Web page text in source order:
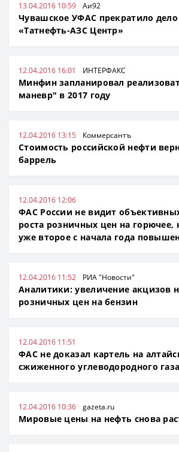
13.04.2016 10:59 Аи92
Чувашское УФАС прекратило
«Татнефть-АЗС Центр»
12.04.2016 16:01 ИНТЕРФАКС
Минфин запланировал
маневр" в 2017 году
12.04.2016 13:15 Коммерсантъ
Стоимость российской нефти
баррель
12.04.2016 12:06
ФАС России не видит
роста розничных цен на горючее,
уже второе с начала года
12.04.2016 11:52 РИА "Новости"
Аналитики: увеличение акцизов
розничных цен на бензин
12.04.2016 11:51
ФАС не доказал картель на
сжиженного углеводородного газа
12.04.2016 10:36 gazeta.ru
Мировые цены на нефть снова